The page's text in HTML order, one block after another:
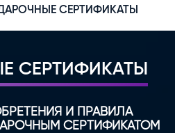
СЕРТИФИКАТЫ
СЕРТИФИКАТЫ
И ПРАВИЛА
СЕРТИФИКАТОМ